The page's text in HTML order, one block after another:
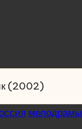
(2002)
мелодрамы